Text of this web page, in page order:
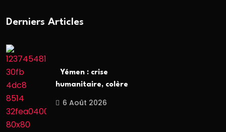
Derniers Articles
Yémen : crise
humanitaire, colère
6 Août 2026